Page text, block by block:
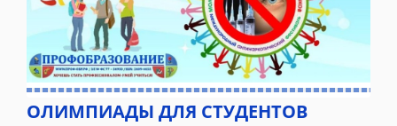
ОЛИМПИАДЫ ДЛЯ СТУДЕНТОВ